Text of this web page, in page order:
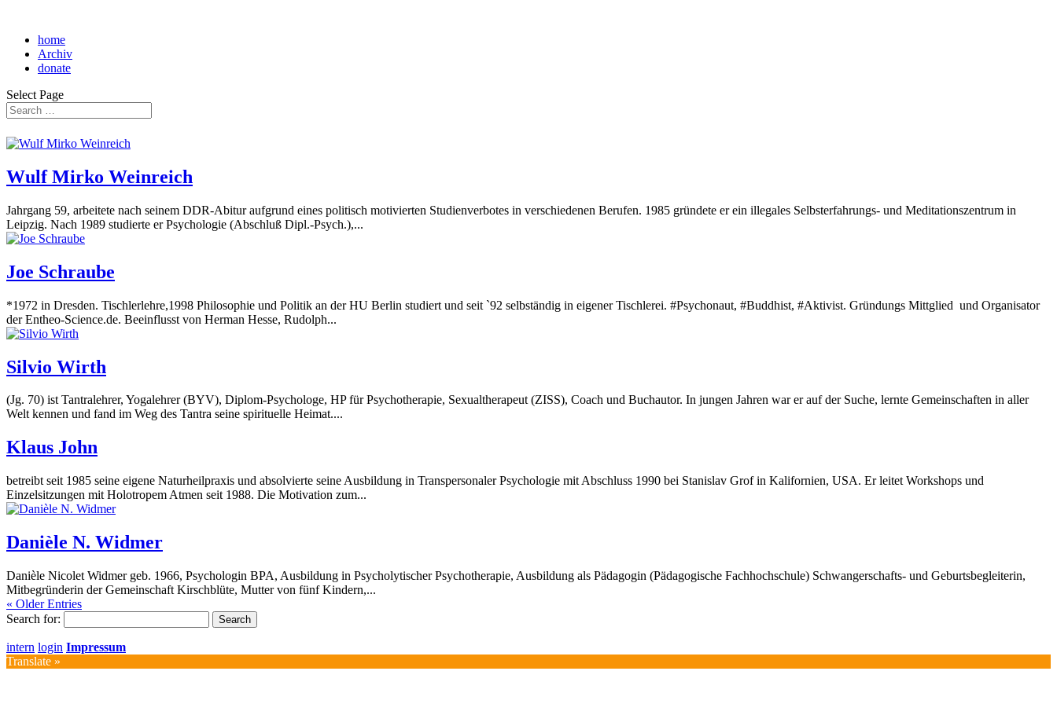
home
Archiv
donate
Select Page
Wulf Mirko Weinreich
Jahrgang 59, arbeitete nach seinem DDR-Abitur aufgrund eines politisch motivierten Studienverbotes in verschiedenen Berufen. 1985 gründete er ein illegales Selbsterfahrungs- und Meditationszentrum in
Leipzig. Nach 1989 studierte er Psychologie (Abschluß Dipl.-Psych.),...
Joe Schraube
*1972 in Dresden. Tischlerlehre,1998 Philosophie und Politik an der HU Berlin studiert und seit `92 selbständig in eigener Tischlerei. #Psychonaut, #Buddhist, #Aktivist. Gründungs Mittglied und Organisator
der Entheo-Science.de. Beeinflusst von Herman Hesse, Rudolph...
Silvio Wirth
(Jg. 70) ist Tantralehrer, Yogalehrer (BYV), Diplom-Psychologe, HP für Psychotherapie, Sexualtherapeut (ZISS), Coach und Buchautor. In jungen Jahren war er auf der Suche, lernte Gemeinschaften in aller
Welt kennen und fand im Weg des Tantra seine spirituelle Heimat....
Klaus John
betreibt seit 1985 seine eigene Naturheilpraxis und absolvierte seine Ausbildung in Transpersonaler Psychologie mit Abschluss 1990 bei Stanislav Grof in Kalifornien, USA. Er leitet Workshops und
Einzelsitzungen mit Holotropem Atmen seit 1988. Die Motivation zum...
Danièle N. Widmer
​Danièle Nicolet Widmer geb. 1966, Psychologin BPA, Ausbildung in Psycholytischer Psychotherapie, Ausbildung als Pädagogin (Pädagogische Fachhochschule) Schwangerschafts- und Geburtsbegleiterin,
Mitbegründerin der Gemeinschaft Kirschblüte, Mutter von fünf Kindern,...
« Older Entries
Search for:
intern login Impressum
Translate »